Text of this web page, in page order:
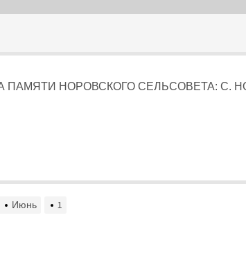
ПАМЯТИ НОРОВСКОГО СЕЛЬСОВЕТА: С.
Июнь 1